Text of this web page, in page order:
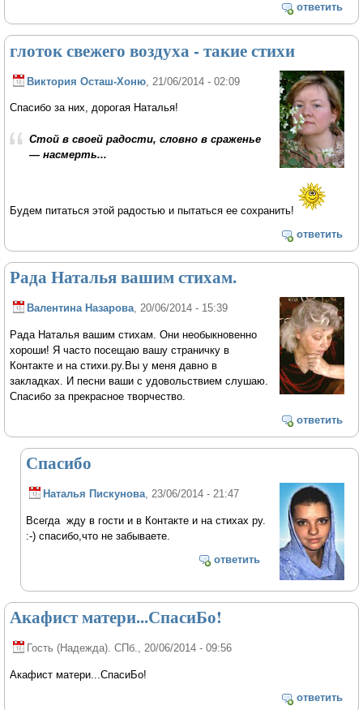
ответить
глоток свежего воздуха - такие стихи
Виктория Осташ-Хоню , 21/06/2014 - 02:09
Спасибо за них, дорогая Наталья!
Стой в своей радости, словно в сраженье
— насмерть...
Будем питаться этой радостью и пытаться ее сохранить!
ответить
Рада Наталья вашим стихам.
Валентина Назарова, 20/06/2014 - 15:39
Рада Наталья вашим стихам. Они необыкновенно
хороши! Я часто посещаю вашу страничку в
Контакте и на стихи.ру.Вы у меня давно в
закладках. И песни ваши с удовольствием слушаю.
Спасибо за прекрасное творчество.
ответить
Спасибо
Наталья Пискунова, 23/06/2014 - 21:47
Всегда жду в гости и в Контакте и на стихах ру.
:-) спасибо,что не забываете.
ответить
Акафист матери...СпасиБо!
Гость (Надежда). СПб. , 20/06/2014 - 09:56
Акафист матери...СпасиБо!
ответить